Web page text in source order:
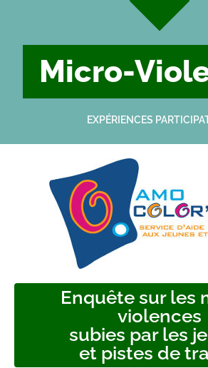
Micro-
EXPÉRIENCES
Enquête sur les
violences
subies par les
et pistes de